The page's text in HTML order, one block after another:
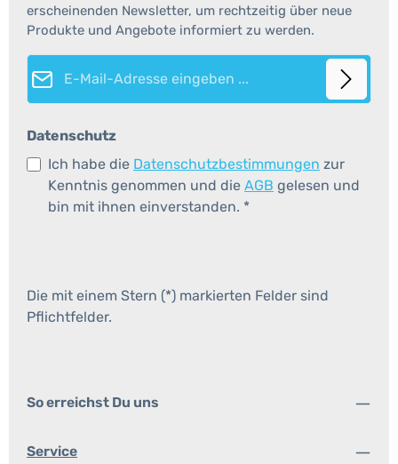
erscheinenden Newsletter, um rechtzeitig über neue
Produkte und Angebote informiert zu werden.
E-Mail-Adresse*
Datenschutz
Ich habe die Datenschutzbestimmungen zur
Kenntnis genommen und die AGB gelesen und
bin mit ihnen einverstanden. *
Die mit einem Stern (*) markierten Felder sind
Pflichtfelder.
So erreichst Du uns
Service